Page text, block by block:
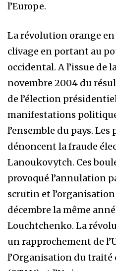
l’Europe.
La révolution orange
clivage en portant au
occidental. A l’issue de
novembre 2004 du
de l’élection
manifestations
l’ensemble du pays.
dénoncent la fraude
Lanoukovytch. Ces
provoqué l’annulation
scrutin et
décembre la même
Louchtchenko. La
un rapprochement de
l’Organisation du traité